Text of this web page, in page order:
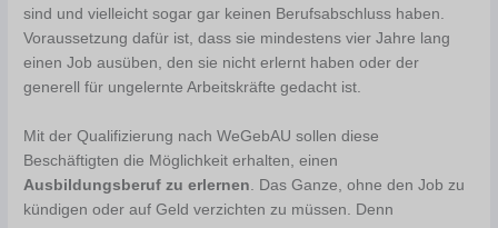
sind und vielleicht sogar gar keinen Berufsabschluss haben.
Voraussetzung dafür ist, dass sie mindestens vier Jahre lang
einen Job ausüben, den sie nicht erlernt haben oder der
generell für ungelernte Arbeitskräfte gedacht ist.
Mit der Qualifizierung nach WeGebAU sollen diese
Beschäftigten die Möglichkeit erhalten, einen
Ausbildungsberuf zu erlernen . Das Ganze, ohne den Job zu
kündigen oder auf Geld verzichten zu müssen. Denn